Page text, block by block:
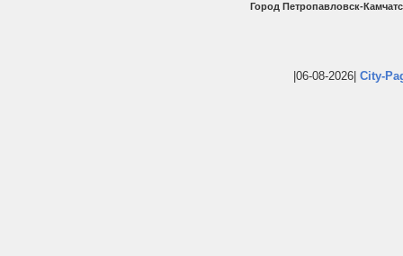
Город Петропавловск-
|06-08-2026| City-